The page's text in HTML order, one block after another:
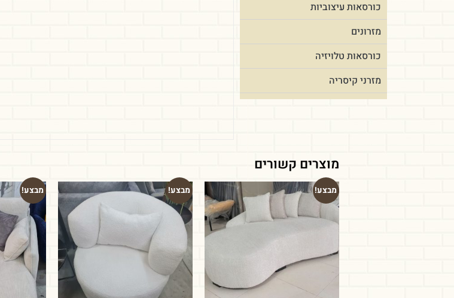
כורסאות עיצוביות
מזרונים
כורסאות טלויזיה
מזרני קיסריה
מוצרים קשורים
מבצע! מבצע! מבצע!